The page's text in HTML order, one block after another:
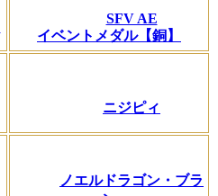
SFV AE
イベントメダル【銅】
ニジピィ
ノエルドラゴン・ブラ